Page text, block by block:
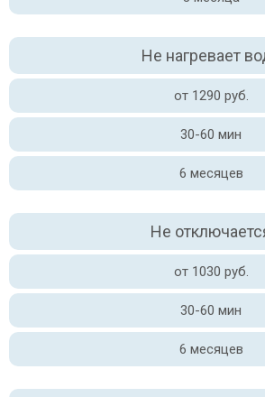
Не нагревает
от 1290 руб.
30-60 мин
6 месяцев
Не
от 1030 руб.
30-60 мин
6 месяцев